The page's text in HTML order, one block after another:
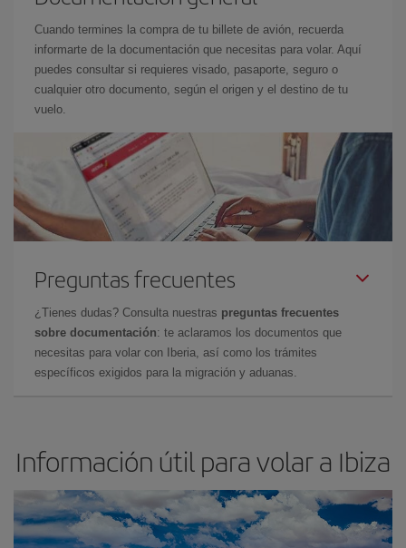
Cuando termines la compra de tu billete de avión, recuerda
informarte de la documentación que necesitas para volar. Aquí
puedes consultar si requieres visado, pasaporte, seguro o
cualquier otro documento, según el origen y el destino de tu
vuelo.
Preguntas frecuentes
¿Tienes dudas? Consulta nuestras preguntas frecuentes
sobre documentación: te aclaramos los documentos que
necesitas para volar con Iberia, así como los trámites
específicos exigidos para la migración y aduanas.
Información útil para volar a Ibiza